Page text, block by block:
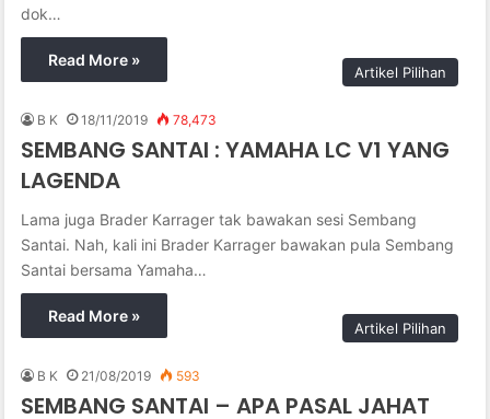
dok…
Read More »
Artikel Pilihan
B K 18/11/2019 78,473
SEMBANG SANTAI : YAMAHA LC V1 YANG
LAGENDA
Lama juga Brader Karrager tak bawakan sesi Sembang
Santai. Nah, kali ini Brader Karrager bawakan pula Sembang
Santai bersama Yamaha…
Read More »
Artikel Pilihan
B K 21/08/2019 593
SEMBANG SANTAI – APA PASAL JAHAT